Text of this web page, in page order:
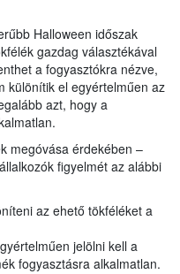
Halloween időszak
gazdag választékával
a fogyasztókra nézve,
különítik el egyértelműen az
azt, hogy a
megóvása érdekében –
figyelmét az alábbi
az ehető tökféléket a
jelölni kell a
fogyasztásra alkalmatlan.